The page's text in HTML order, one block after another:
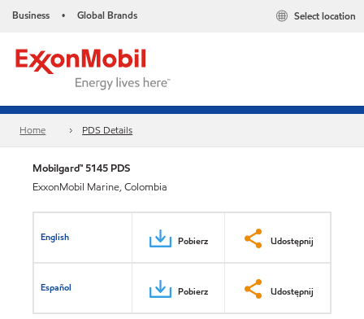
Business • Global Brands Select location
Home PDS Details
Mobilgard™ 5145 PDS
ExxonMobil Marine, Colombia
English Pobierz Udostępnij
Español Pobierz Udostępnij